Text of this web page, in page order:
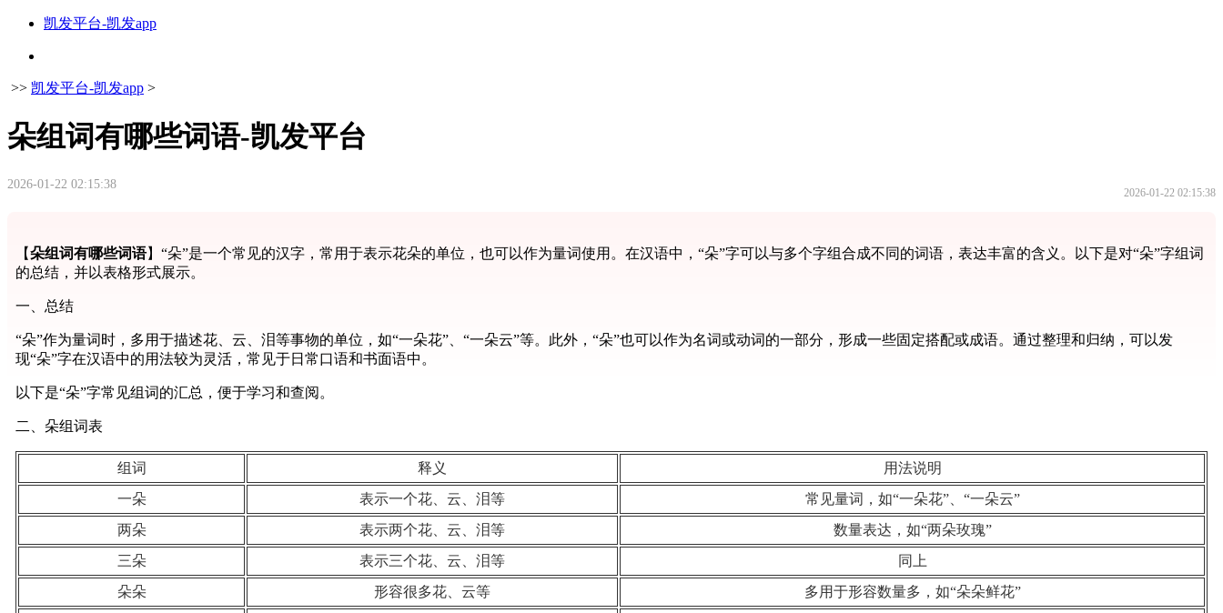
凯发平台-凯发app
>> 凯发平台-凯发app >
朵组词有哪些词语-凯发平台
2026-01-22 02:15:38
2026-01-22 02:15:38
【朵组词有哪些词语】“朵”是一个常见的汉字，常用于表示花朵的单位，也可以作为量词使用。在汉语中，“朵”字可以与多个字组合成不同的词语，表达丰富的含义。以下是对“朵”字组词
的总结，并以表格形式展示。
一、总结
“朵”作为量词时，多用于描述花、云、泪等事物的单位，如“一朵花”、“一朵云”等。此外，“朵”也可以作为名词或动词的一部分，形成一些固定搭配或成语。通过整理和归纳，可以发
现“朵”字在汉语中的用法较为灵活，常见于日常口语和书面语中。
以下是“朵”字常见组词的汇总，便于学习和查阅。
二、朵组词表
组词 释义
用法说明
一朵
表示一个花、云、泪等
常见量词，如“一朵花”、“一朵云”
两朵
表示两个花、云、泪等
数量表达，如“两朵玫瑰”
三朵
表示三个花、云、泪等
同上
朵朵
形容很多花、云等
多用于形容数量多，如“朵朵鲜花”